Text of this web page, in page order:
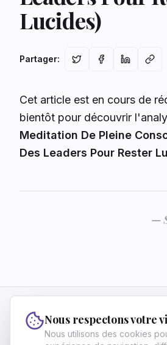
Lucides)
Partager:
Cet article est en cours de
bientôt pour découvrir
Meditation De Pleine
Des Leaders Pour Rester
—
Vivre Fier
Vivre Fier aide les
Nous respectons votre
Nous utilisons des cookies